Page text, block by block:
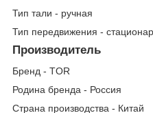
Тип тали - ручная
Тип передвижения -
Производитель
Бренд - TOR
Родина бренда - Россия
Страна производства - Китай